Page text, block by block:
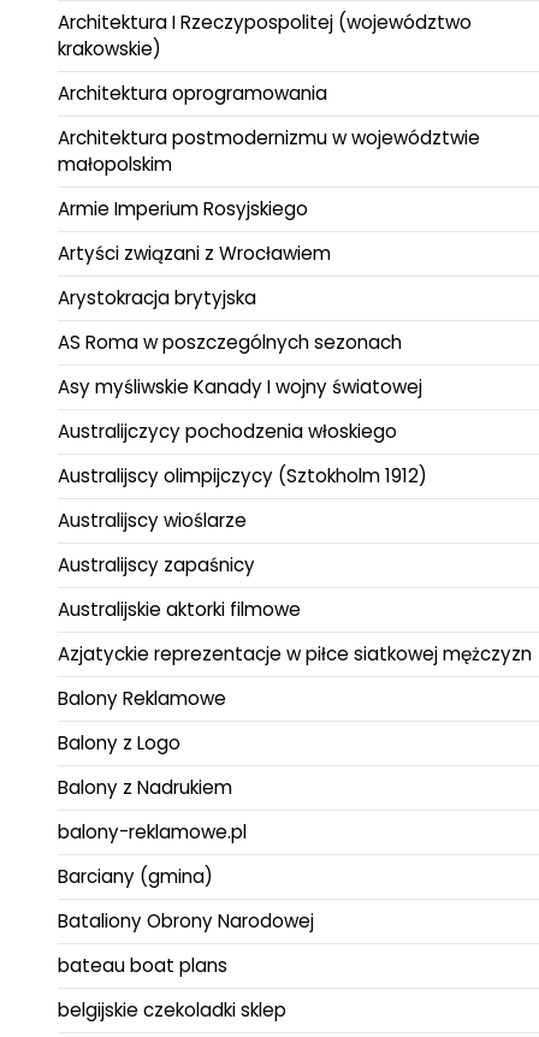
Architektura I Rzeczypospolitej (województwo
krakowskie)
Architektura oprogramowania
Architektura postmodernizmu w województwie
małopolskim
Armie Imperium Rosyjskiego
Artyści związani z Wrocławiem
Arystokracja brytyjska
AS Roma w poszczególnych sezonach
Asy myśliwskie Kanady I wojny światowej
Australijczycy pochodzenia włoskiego
Australijscy olimpijczycy (Sztokholm 1912)
Australijscy wioślarze
Australijscy zapaśnicy
Australijskie aktorki filmowe
Azjatyckie reprezentacje w piłce siatkowej mężczyzn
Balony Reklamowe
Balony z Logo
Balony z Nadrukiem
balony-reklamowe.pl
Barciany (gmina)
Bataliony Obrony Narodowej
bateau boat plans
belgijskie czekoladki sklep